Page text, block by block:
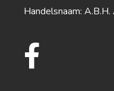
Handelsnaam: